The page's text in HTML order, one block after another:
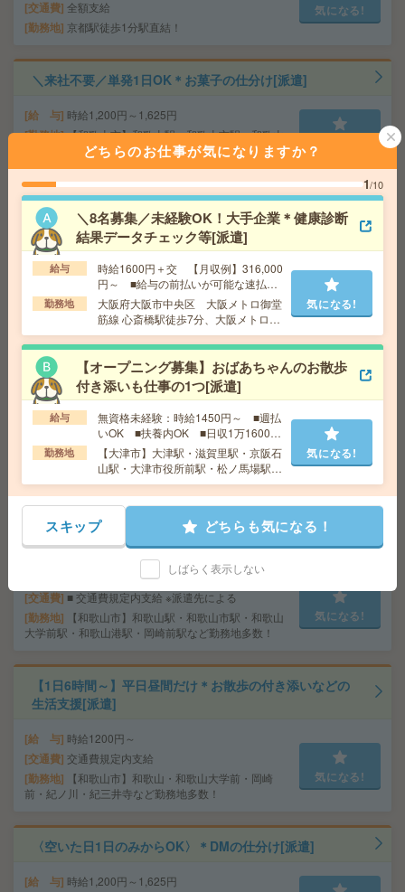
交通費 全額支給
勤務地 京都駅徒歩1分駅直結！
気になる!
＼来社不要／単発1日OK＊お菓子の仕分け[派遣]
給 与 時給1,200円～1,625円
勤務地 【和歌山市】和歌山駅・和歌山市駅・和歌山
大学前駅・和歌山港駅・岡崎前駅など勤務地多数！
気になる!
座り仕事！給与即払いOK！高時給！土日休み！袋詰め・
検品業務[派遣]
給 与 時給1100円
交通費 交通費支給有り
勤務地 黒江駅～徒歩16分 ※車通勤・バイク通勤OK
気になる!
【高時給1730円】未経験OK＊残業なし！データ入力やチ
ャット返信対応など[派遣]
給 与 時給1730円＋交 ■給与の前払いが可能な速
払いサービスあり
交通費支給あり
勤務地 大阪府大阪市北区 大阪メトロ四つ橋線 西梅
田駅徒歩4分、大阪環状線 大阪駅徒歩7分
気になる!
〈カンタン作業！〉スキマ時間にサクッと＊お菓子の仕
分け[派遣]
時給1,200円～1,625円
交通費 ■ 交通費規定内支給 ※派遣先による
勤務地
【和歌山市】和歌山駅・和歌山市駅・和歌山
大学前駅・和歌山港駅・岡崎前駅など勤務地多数！
気になる!
【1日6時間～】平日昼間だけ＊お散歩の付き添いなどの
生活支援[派遣]
給 与 時給1200円～
交通費 交通費規定内支給
勤務地
【和歌山市】和歌山・和歌山大学前・岡崎
前・紀ノ川・紀三井寺など勤務地多数！
気になる!
〈空いた日1日のみからOK〉＊DMの仕分け[派遣]
給 与 時給1,200円～1,625円
どちらのお仕事が気になりますか？
1/10
＼8名募集／未経験OK！大手企業＊健康診断
結果データチェック等[派遣]
給与
時給1600円＋交 【月収例】316,000
円～ ■給与の前払いが可能な速払い
サービスあり
勤務地
大阪府大阪市中央区 大阪メトロ御堂
筋線 心斎橋駅徒歩7分、大阪メトロ御
堂筋線 本町駅徒歩7分
気になる!
【オープニング募集】おばあちゃんのお散歩
付き添いも仕事の1つ[派遣]
給与
無資格未経験：時給1450円～ ■週払
いOK ■扶養内OK ■日収1万1600円
以上
勤務地
【大津市】大津駅・滋賀里駅・京阪石
山駅・大津市役所前駅・松ノ馬場駅な
ど勤務地多数！
気になる!
スキップ どちらも気になる！
しばらく表示しない